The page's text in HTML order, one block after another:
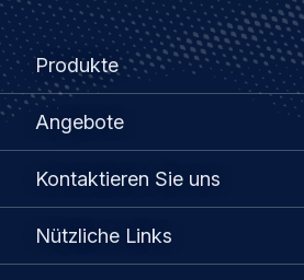
Footer
menu
Produkte
Angebote
Kontaktieren Sie uns
Nützliche Links